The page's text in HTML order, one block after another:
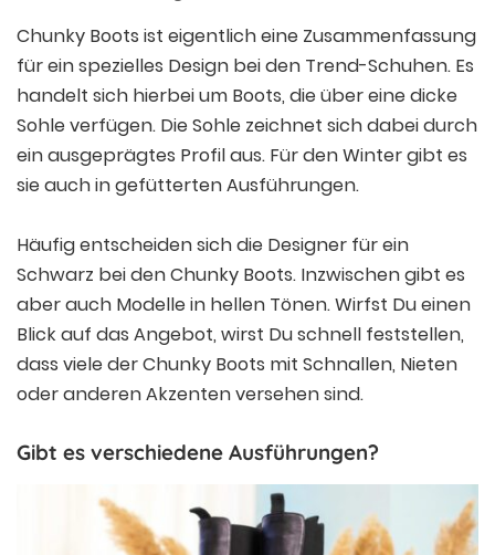
Chunky Boots ist eigentlich eine Zusammenfassung
für ein spezielles Design bei den Trend-Schuhen. Es
handelt sich hierbei um Boots, die über eine dicke
Sohle verfügen. Die Sohle zeichnet sich dabei durch
ein ausgeprägtes Profil aus. Für den Winter gibt es
sie auch in gefütterten Ausführungen.
Häufig entscheiden sich die Designer für ein
Schwarz bei den Chunky Boots. Inzwischen gibt es
aber auch Modelle in hellen Tönen. Wirfst Du einen
Blick auf das Angebot, wirst Du schnell feststellen,
dass viele der Chunky Boots mit Schnallen, Nieten
oder anderen Akzenten versehen sind.
Gibt es verschiedene Ausführungen?